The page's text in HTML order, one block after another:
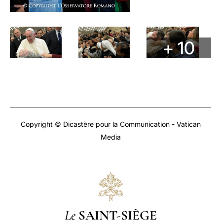
+ 10
Copyright © Dicastère pour la Communication - Vatican
Media
Le SAINT-SIÈGE